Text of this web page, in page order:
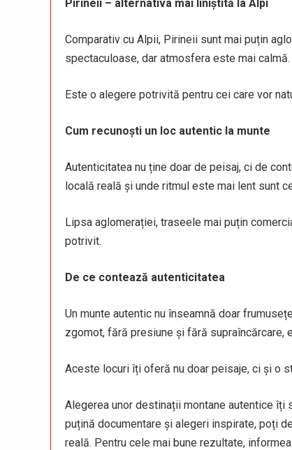
Pirineii – alternativa mai liniștită la Alpi
Comparativ cu Alpii, Pirineii sunt mai puțin
spectaculoase, dar atmosfera este mai calmă.
Este o alegere potrivită pentru cei care vor
Cum recunoști un loc autentic la munte
Autenticitatea nu ține doar de peisaj, ci de
locală reală și unde ritmul este mai lent sunt
Lipsa aglomerației, traseele mai puțin
potrivit.
De ce contează autenticitatea
Un munte autentic nu înseamnă doar
zgomot, fără presiune și fără supraîncărcare,
Aceste locuri îți oferă nu doar peisaje, ci și o
Alegerea unor destinații montane autentice îți
puțină documentare și alegeri inspirate, poți
reală. Pentru cele mai bune rezultate,